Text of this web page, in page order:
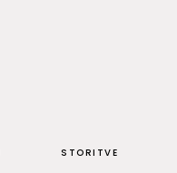
STORITVE